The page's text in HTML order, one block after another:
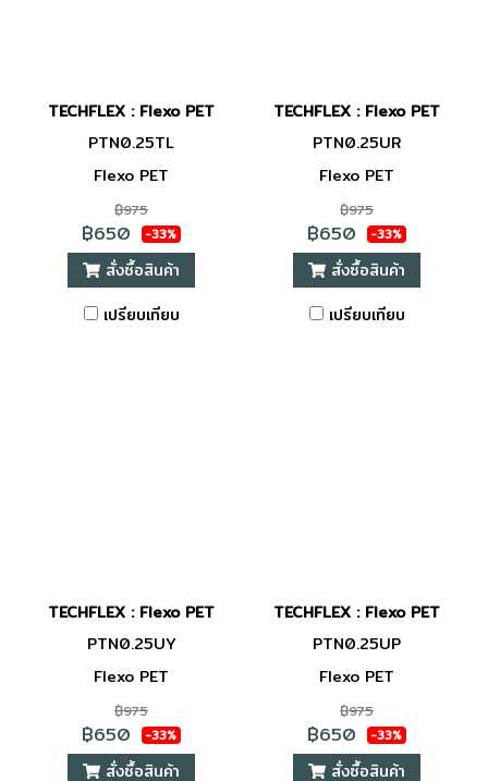
TECHFLEX : Flexo PET
PTN0.25TL
Flexo PET
฿975
฿650 -33%
สั่งซื้อสินค้า
เปรียบเทียบ
TECHFLEX : Flexo PET
PTN0.25UR
Flexo PET
฿975
฿650 -33%
สั่งซื้อสินค้า
เปรียบเทียบ
TECHFLEX : Flexo PET
PTN0.25UY
Flexo PET
฿975
฿650 -33%
สั่งซื้อสินค้า
TECHFLEX : Flexo PET
PTN0.25UP
Flexo PET
฿975
฿650 -33%
สั่งซื้อสินค้า